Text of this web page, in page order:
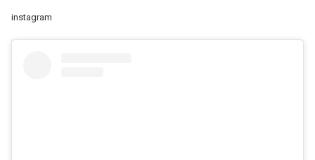
instagram